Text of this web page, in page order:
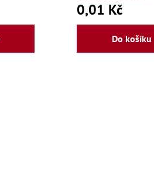
0,01 Kč
Do košíku